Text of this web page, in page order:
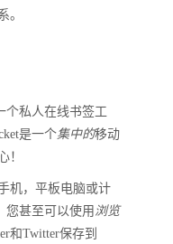
。
个私人在线书签工
是一个集中的移动
！
机，平板电脑或计
您甚至可以使用 浏览
和Twitter保存到